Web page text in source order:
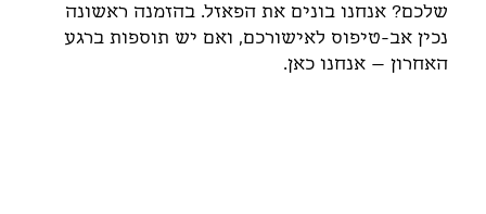
שלכם? אנחנו בונים את הפאזל. בהזמנה ראשונה
נכין אב-טיפוס לאישורכם, ואם יש תוספות ברגע
האחרון – אנחנו כאן.